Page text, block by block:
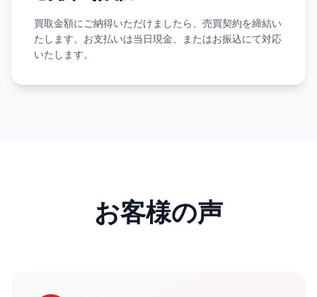
買取金額にご納得いただけましたら、売買契約を締結い
たします。お支払いは当日現金、またはお振込にて対応
いたします。
お客様の声